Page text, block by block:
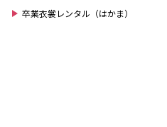
卒業衣裳レンタル（はかま）